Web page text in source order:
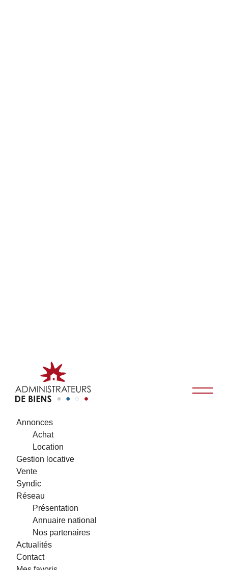
Annonces
Achat
Location
Gestion locative
Vente
Syndic
Réseau
Présentation
Annuaire national
Nos partenaires
Actualités
Contact